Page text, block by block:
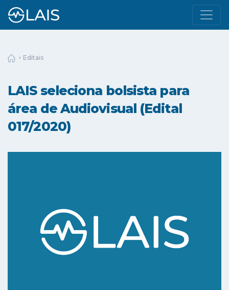
Editais
LAIS seleciona bolsista para
área de Audiovisual (Edital
017/2020)